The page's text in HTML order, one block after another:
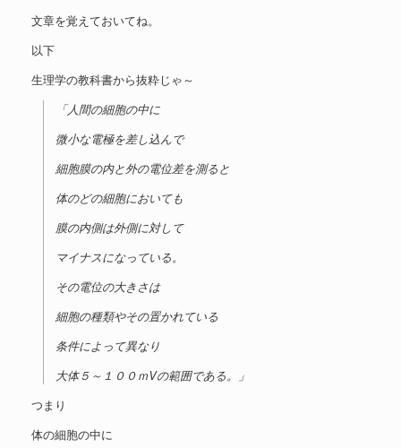
文章を覚えておいてね。
以下
生理学の教科書から抜粋じゃ～
「人間の細胞の中に
微小な電極を差し込んで
細胞膜の内と外の電位差を測ると
体のどの細胞においても
膜の内側は外側に対して
マイナスになっている。
その電位の大きさは
細胞の種類やその置かれている
条件によって異なり
大体５～１００ｍVの範囲である。」
つまり
体の細胞の中に